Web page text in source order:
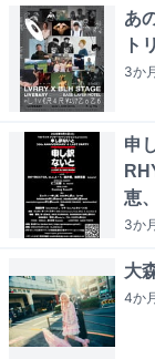
あ
ト
3か
申
恵
3か
大
4か